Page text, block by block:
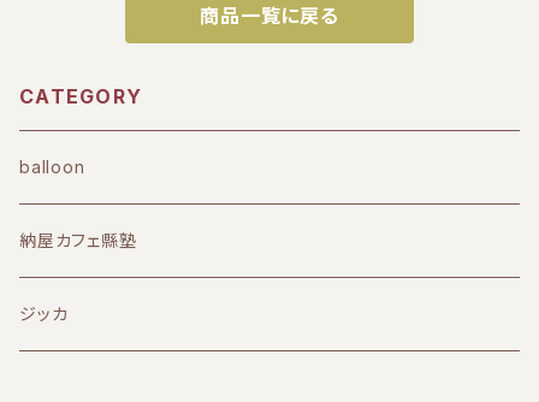
商品一覧に戻る
CATEGORY
balloon
納屋カフェ縣塾
ジッカ